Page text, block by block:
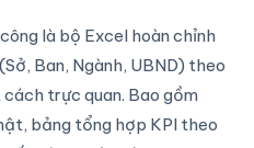
là bộ Excel hoàn chỉnh
Ban, Ngành, UBND) theo
trực quan. Bao gồm
bảng tổng hợp KPI theo